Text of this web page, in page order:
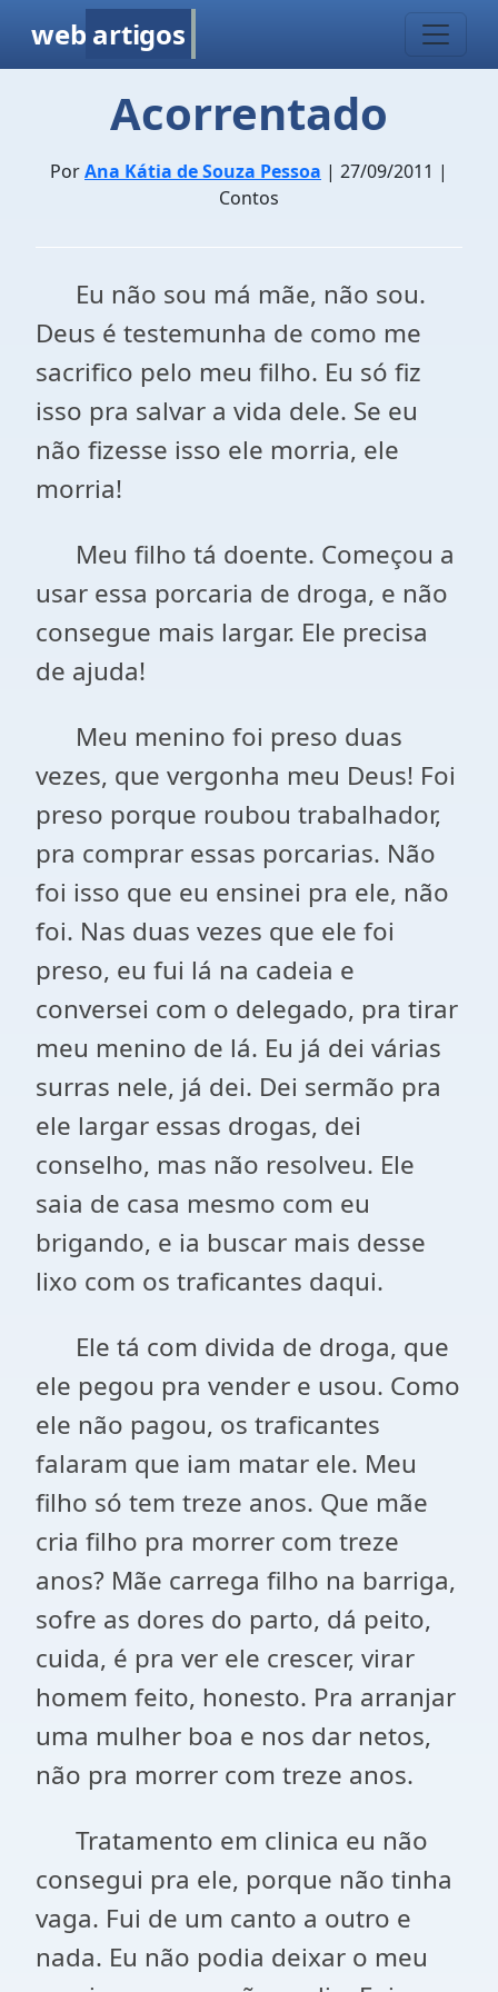
web artigos
Acorrentado
PorAna Kátia de Souza Pessoa | 27/09/2011 |
Contos
Eu não sou má mãe, não sou.
Deus é testemunha de como me
sacrifico pelo meu filho. Eu só fiz
isso pra salvar a vida dele. Se eu
não fizesse isso ele morria, ele
morria!
Meu filho tá doente. Começou a
usar essa porcaria de droga, e não
consegue mais largar. Ele precisa
de ajuda!
Meu menino foi preso duas
vezes, que vergonha meu Deus! Foi
preso porque roubou trabalhador,
pra comprar essas porcarias. Não
foi isso que eu ensinei pra ele, não
foi. Nas duas vezes que ele foi
preso, eu fui lá na cadeia e
conversei com o delegado, pra tirar
meu menino de lá. Eu já dei várias
surras nele, já dei. Dei sermão pra
ele largar essas drogas, dei
conselho, mas não resolveu. Ele
saia de casa mesmo com eu
brigando, e ia buscar mais desse
lixo com os traficantes daqui.
Ele tá com divida de droga, que
ele pegou pra vender e usou. Como
ele não pagou, os traficantes
falaram que iam matar ele. Meu
filho só tem treze anos. Que mãe
cria filho pra morrer com treze
anos? Mãe carrega filho na barriga,
sofre as dores do parto, dá peito,
cuida, é pra ver ele crescer, virar
homem feito, honesto. Pra arranjar
uma mulher boa e nos dar netos,
não pra morrer com treze anos.
Tratamento em clinica eu não
consegui pra ele, porque não tinha
vaga. Fui de um canto a outro e
nada. Eu não podia deixar o meu